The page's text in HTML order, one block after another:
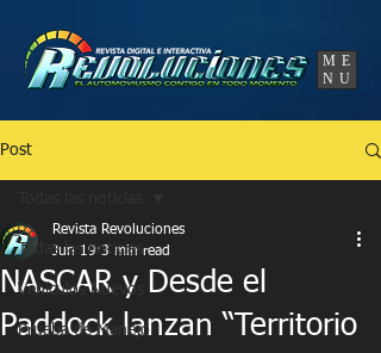
ME
NU
Post
Todas las noticias
Vehículos Nuevos
Prueba de Manejo
NASCAR y Desde el
Paddock lanzan “Territorio
Revista Revoluciones
Jun 19 3 min read